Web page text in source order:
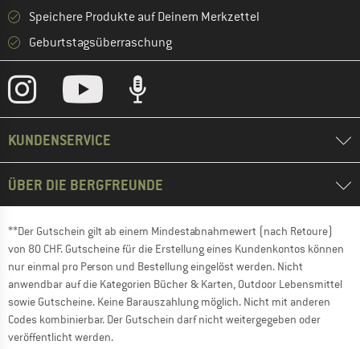
Speichere Produkte auf Deinem Merkzettel
Geburtstagsüberraschung
KUNDENSERVICE
ÜBER DIE BERGFREUNDE
**Der Gutschein gilt ab einem Mindestabnahmewert (nach Retoure)
von 80 CHF. Gutscheine für die Erstellung eines Kundenkontos können
nur einmal pro Person und Bestellung eingelöst werden. Nicht
anwendbar auf die Kategorien Bücher & Karten, Outdoor Lebensmittel
sowie Gutscheine. Keine Barauszahlung möglich. Nicht mit anderen
Codes kombinierbar. Der Gutschein darf nicht weitergegeben oder
veröffentlicht werden.